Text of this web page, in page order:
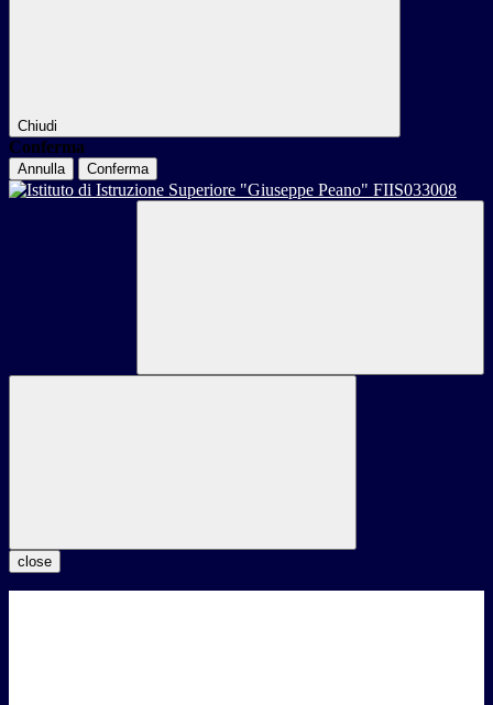
Chiudi
Conferma
Annulla Conferma
close